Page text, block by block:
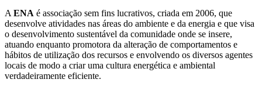
A ENA é associação sem fins lucrativos, criada em 2006, que
desenvolve atividades nas áreas do ambiente e da energia e que visa
o desenvolvimento sustentável da comunidade onde se insere,
atuando enquanto promotora da alteração de comportamentos e
hábitos de utilização dos recursos e envolvendo os diversos agentes
locais de modo a criar uma cultura energética e ambiental
verdadeiramente eficiente.